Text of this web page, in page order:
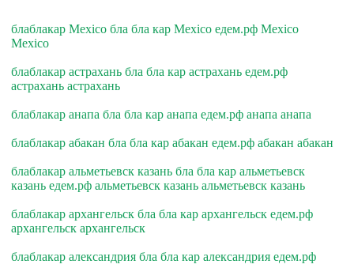
блаблакар Mexico бла бла кар Mexico едем.рф Mexico
Mexico
блаблакар астрахань бла бла кар астрахань едем.рф
астрахань астрахань
блаблакар анапа бла бла кар анапа едем.рф анапа анапа
блаблакар абакан бла бла кар абакан едем.рф абакан абакан
блаблакар альметьевск казань бла бла кар альметьевск
казань едем.рф альметьевск казань альметьевск казань
блаблакар архангельск бла бла кар архангельск едем.рф
архангельск архангельск
блаблакар александрия бла бла кар александрия едем.рф